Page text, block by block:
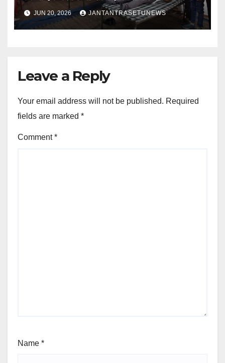
JUN 20, 2026 JANTANTRASETUNEWS
Leave a Reply
Your email address will not be published. Required
fields are marked *
Comment*
Name *